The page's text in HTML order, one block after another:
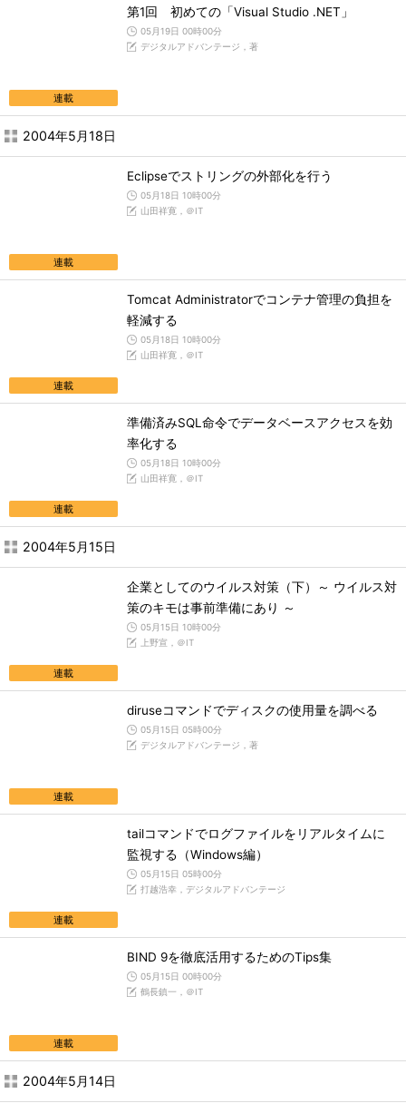
連載
第1回 初めての「Visual Studio .NET」
05月19日 00時00分
デジタルアドバンテージ，著
2004年5月18日
連載
Eclipseでストリングの外部化を行う
05月18日 10時00分
山田祥寛，＠IT
連載
Tomcat Administratorでコンテナ管理の負担を
軽減する
05月18日 10時00分
山田祥寛，＠IT
連載
準備済みSQL命令でデータベースアクセスを効
率化する
05月18日 10時00分
山田祥寛，＠IT
2004年5月15日
連載
企業としてのウイルス対策（下）～ ウイルス対
策のキモは事前準備にあり ～
05月15日 10時00分
上野宣，＠IT
連載
diruseコマンドでディスクの使用量を調べる
05月15日 05時00分
デジタルアドバンテージ，著
連載
tailコマンドでログファイルをリアルタイムに
監視する（Windows編）
05月15日 05時00分
打越浩幸，デジタルアドバンテージ
連載
BIND 9を徹底活用するためのTips集
05月15日 00時00分
鶴長鎮一，＠IT
2004年5月14日